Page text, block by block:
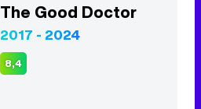
The Good Doctor
2017 - 2024
8,4